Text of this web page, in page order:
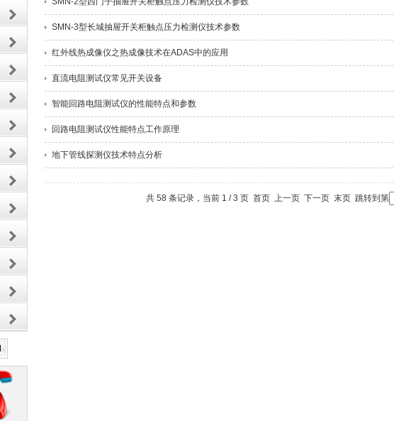
SMN-3型长城抽屉开关柜触点压力检测仪技术参数
红外线热成像仪之热成像技术在ADAS中的应用
直流电阻测试仪常见开关设备
智能回路电阻测试仪的性能特点和参数
回路电阻测试仪性能特点工作原理
地下管线探测仪技术特点分析
共 58 条记录，当前 1 / 3 页 首页 上一页 下一页 末页跳转到第